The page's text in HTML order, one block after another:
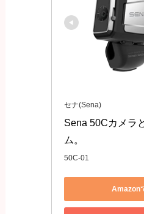
セナ(Sena)
Sena 50Cカメラ
ム。
50C-01
Amazon